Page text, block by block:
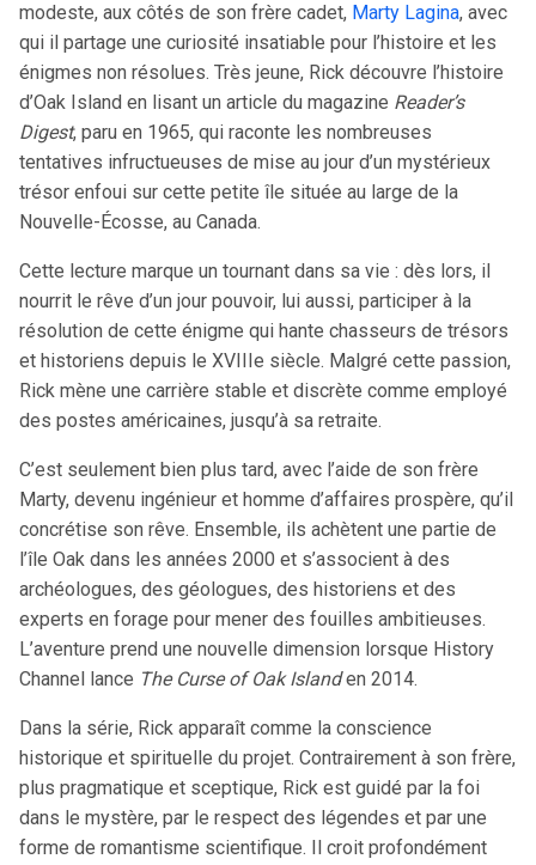
modeste, aux côtés de son frère cadet, Marty Lagina, avec
qui il partage une curiosité insatiable pour l’histoire et les
énigmes non résolues. Très jeune, Rick découvre l’histoire
d’Oak Island en lisant un article du magazine Reader’s
Digest, paru en 1965, qui raconte les nombreuses
tentatives infructueuses de mise au jour d’un mystérieux
trésor enfoui sur cette petite île située au large de la
Nouvelle-Écosse, au Canada.
Cette lecture marque un tournant dans sa vie : dès lors, il
nourrit le rêve d’un jour pouvoir, lui aussi, participer à la
résolution de cette énigme qui hante chasseurs de trésors
et historiens depuis le XVIIIe siècle. Malgré cette passion,
Rick mène une carrière stable et discrète comme employé
des postes américaines, jusqu’à sa retraite.
C’est seulement bien plus tard, avec l’aide de son frère
Marty, devenu ingénieur et homme d’affaires prospère, qu’il
concrétise son rêve. Ensemble, ils achètent une partie de
l’île Oak dans les années 2000 et s’associent à des
archéologues, des géologues, des historiens et des
experts en forage pour mener des fouilles ambitieuses.
L’aventure prend une nouvelle dimension lorsque History
Channel lance The Curse of Oak Islanden 2014.
Dans la série, Rick apparaît comme la conscience
historique et spirituelle du projet. Contrairement à son frère,
plus pragmatique et sceptique, Rick est guidé par la foi
dans le mystère, par le respect des légendes et par une
forme de romantisme scientifique. Il croit profondément